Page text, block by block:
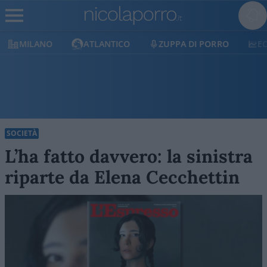
MILANO ATLANTICO ZUPPA DI PORRO
SOCIETÀ
L’ha fatto davvero: la sinistra
riparte da Elena Cecchettin